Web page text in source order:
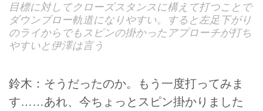
目標に対してクローズスタンスに構えて打つことで
ダウンブロー軌道になりやすい。すると左足下がり
のライからでもスピンの掛かったアプローチが打ち
やすいと伊澤は言う
鈴木：そうだったのか。もう一度打ってみま
す……あれ、今ちょっとスピン掛かりました